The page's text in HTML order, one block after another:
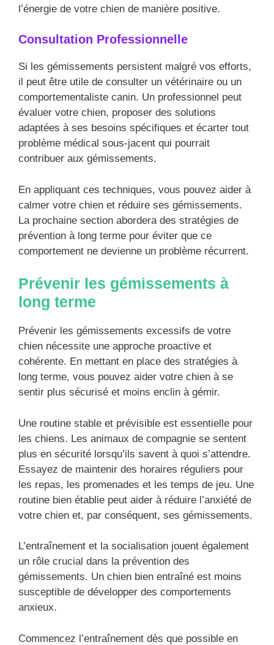
l’énergie de votre chien de manière positive.
Consultation Professionnelle
Si les gémissements persistent malgré vos efforts,
il peut être utile de consulter un vétérinaire ou un
comportementaliste canin. Un professionnel peut
évaluer votre chien, proposer des solutions
adaptées à ses besoins spécifiques et écarter tout
problème médical sous-jacent qui pourrait
contribuer aux gémissements.
En appliquant ces techniques, vous pouvez aider à
calmer votre chien et réduire ses gémissements.
La prochaine section abordera des stratégies de
prévention à long terme pour éviter que ce
comportement ne devienne un problème récurrent.
Prévenir les gémissements à
long terme
Prévenir les gémissements excessifs de votre
chien nécessite une approche proactive et
cohérente. En mettant en place des stratégies à
long terme, vous pouvez aider votre chien à se
sentir plus sécurisé et moins enclin à gémir.
Une routine stable et prévisible est essentielle pour
les chiens. Les animaux de compagnie se sentent
plus en sécurité lorsqu’ils savent à quoi s’attendre.
Essayez de maintenir des horaires réguliers pour
les repas, les promenades et les temps de jeu. Une
routine bien établie peut aider à réduire l’anxiété de
votre chien et, par conséquent, ses gémissements.
L’entraînement et la socialisation jouent également
un rôle crucial dans la prévention des
gémissements. Un chien bien entraîné est moins
susceptible de développer des comportements
anxieux.
Commencez l’entraînement dès que possible en